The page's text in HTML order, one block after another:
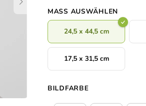
5
Sternen.
MASS AUSWÄHLEN
24,5 x 44,5 cm
17,5 x 31,5 cm
BILDFARBE